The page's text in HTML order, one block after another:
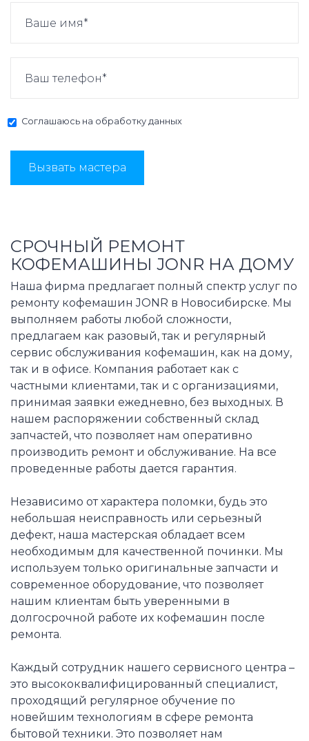
Соглашаюсь на обработку данных
Вызвать мастера
СРОЧНЫЙ РЕМОНТ
КОФЕМАШИНЫ JONR НА ДОМУ
Наша фирма предлагает полный спектр услуг по
ремонту кофемашин JONR в Новосибирске. Мы
выполняем работы любой сложности,
предлагаем как разовый, так и регулярный
сервис обслуживания кофемашин, как на дому,
так и в офисе. Компания работает как с
частными клиентами, так и с организациями,
принимая заявки ежедневно, без выходных. В
нашем распоряжении собственный склад
запчастей, что позволяет нам оперативно
производить ремонт и обслуживание. На все
проведенные работы дается гарантия.
Независимо от характера поломки, будь это
небольшая неисправность или серьезный
дефект, наша мастерская обладает всем
необходимым для качественной починки. Мы
используем только оригинальные запчасти и
современное оборудование, что позволяет
нашим клиентам быть уверенными в
долгосрочной работе их кофемашин после
ремонта.
Каждый сотрудник нашего сервисного центра –
это высококвалифицированный специалист,
проходящий регулярное обучение по
новейшим технологиям в сфере ремонта
бытовой техники. Это позволяет нам